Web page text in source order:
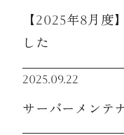
【2025年8月度
した
2025.09.22
サーバーメンテ